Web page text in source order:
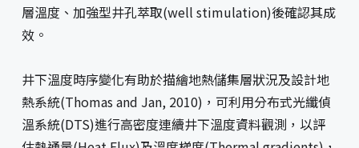
層溫度、加強型井孔萃取(well stimulation)後確認其成
效。
井下溫度時序變化有助於描繪地熱儲集層狀況及設計地
熱系統(Thomas and Jan, 2010)，可利用分布式光纖偵
溫系統(DTS)進行高密度連續井下溫度資料觀測，以評